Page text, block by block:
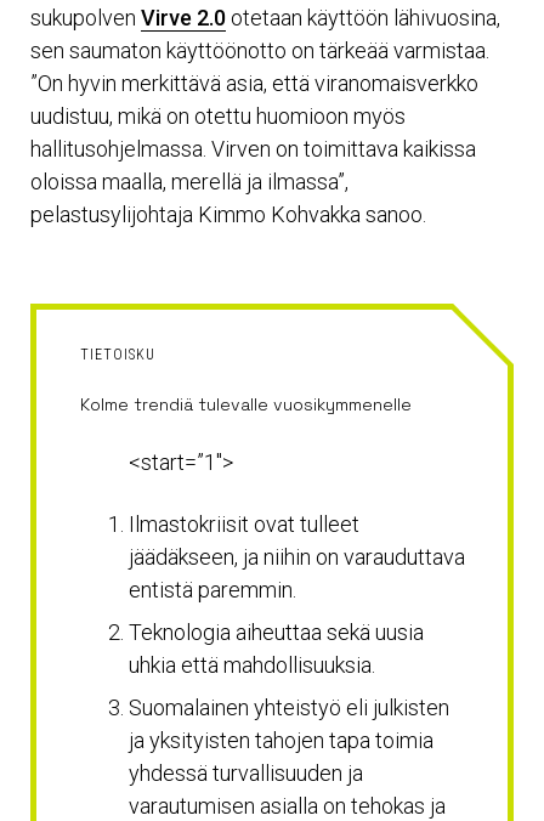
sukupolven Virve 2.0 otetaan käyttöön lähivuosina,
sen saumaton käyttöönotto on tärkeää varmistaa.
”On hyvin merkittävä asia, että viranomaisverkko
uudistuu, mikä on otettu huomioon myös
hallitusohjelmassa. Virven on toimittava kaikissa
oloissa maalla, merellä ja ilmassa”,
pelastusylijohtaja Kimmo Kohvakka sanoo.
TIETOISKU
Kolme trendiä tulevalle vuosikymmenelle
<start=”1″>
Ilmastokriisit ovat tulleet
jäädäkseen, ja niihin on varauduttava
entistä paremmin.
Teknologia aiheuttaa sekä uusia
uhkia että mahdollisuuksia.
Suomalainen yhteistyö eli julkisten
ja yksityisten tahojen tapa toimia
yhdessä turvallisuuden ja
varautumisen asialla on tehokas ja